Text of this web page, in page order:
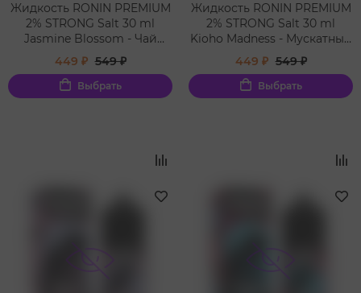
Жидкость RONIN PREMIUM
2% STRONG Salt 30 ml
Jasmine Blossom - Чай
Маття с жасмином и
мелиссой
449 ₽ 549 ₽
Выбрать
Жидкость RONIN PREMIUM
2% STRONG Salt 30 ml
Kioho Madness - Мускатный
и черный винограды
449 ₽ 549 ₽
Выбрать